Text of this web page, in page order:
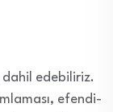
dahil edebiliriz.
efendi-